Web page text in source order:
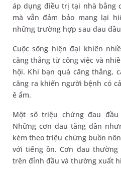
áp dụng điều trị tại nhà bằng
mà vẫn đảm bảo mang lại
những trường hợp sau đau
Cuộc sống hiện đại khiến
căng thẳng từ công việc và
hội. Khi bạn quá căng thẳng,
căng ra khiến người bệnh có
ê ẩm.
Một số triệu chứng đau
Những cơn đau tăng dần
kèm theo triệu chứng buồn
với tiếng ồn. Cơn đau
trên đỉnh đầu và thường xuất